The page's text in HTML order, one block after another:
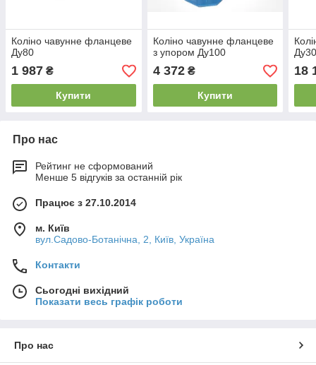
Коліно чавунне фланцеве
Ду80
1 987 ₴
Купити
Коліно чавунне фланцеве
з упором Ду100
4 372₴
Купити
18
Про нас
Рейтинг не сформований
Менше 5 відгуків за останній рік
Працює з 27.10.2014
м. Київ
вул.Садово-Ботанічна, 2, Київ, Україна
Контакти
Сьогодні вихідний
Показати весь графік роботи
Про нас